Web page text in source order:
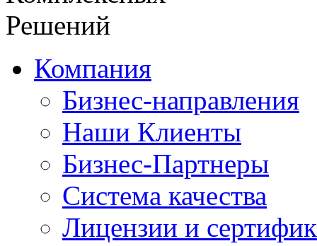
Компания
Бизнес-направления
Наши Клиенты
Бизнес-Партнеры
Система качества
Лицензии и